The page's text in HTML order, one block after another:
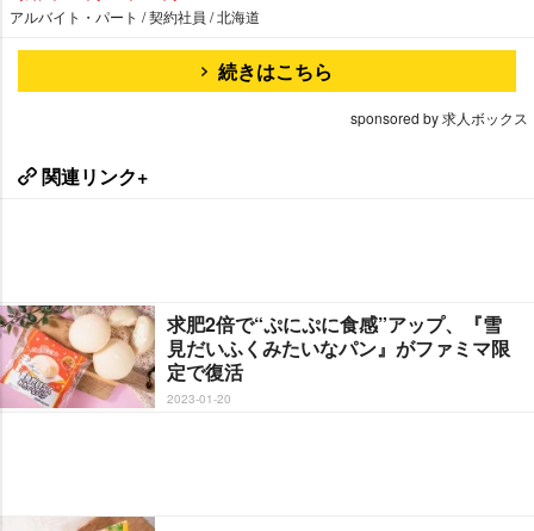
アルバイト・パート / 契約社員 / 北海道
続きはこちら
sponsored by 求人ボックス
関連リンク+
求肥2倍で“ぷにぷに食感”アップ、『雪
見だいふくみたいなパン』がファミマ限
定で復活
2023-01-20